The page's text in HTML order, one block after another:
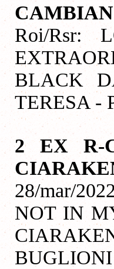
Roi/Rsr:
BLACK
TERESA -
2 EX R-
28/mar/
NOT IN